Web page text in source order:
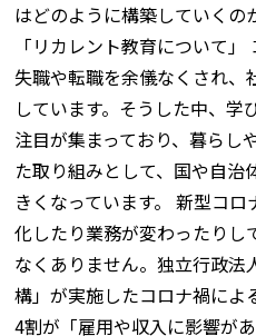
はどのように構築していく
「リカレント教育について
失職や転職を余儀なくされ、
しています。そうした中、学
注目が集まっており、暮らし
た取り組みとして、国や自治
きくなっています。 新型コ
化したり業務が変わったりし
なくありません。独立行政
構」が実施したコロナ禍によ
4割が「雇用や収入に影響が